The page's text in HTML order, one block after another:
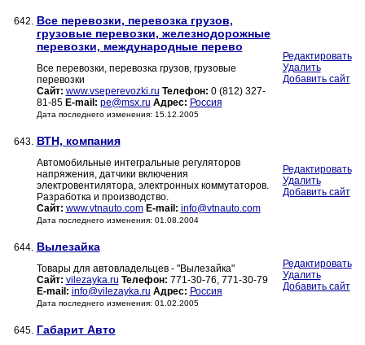
642. Все перевозки, перевозка грузов,
грузовые перевозки, железнодорожные
перевозки, международные перево
Все перевозки, перевозка грузов, грузовые
перевозки
Сайт: www.vseperevozki.ru Телефон: 0 (812) 327-
81-85 E-mail: pe@msx.ru Адрес: Россия
Дата последнего изменения: 15.12.2005
Редактировать
Удалить
Добавить сайт
643. ВТН, компания
Автомобильные интегральные регуляторов
напряжения, датчики включения
электровентилятора, электронных коммутаторов.
Разработка и производство.
Сайт: www.vtnauto.com E-mail: info@vtnauto.com
Дата последнего изменения: 01.08.2004
Редактировать
Удалить
Добавить сайт
644. Вылезайка
Товары для автовладельцев - "Вылезайка"
Сайт: vilezayka.ru Телефон: 771-30-76, 771-30-79
E-mail: info@vilezayka.ru Адрес: Россия
Дата последнего изменения: 01.02.2005
Редактировать
Удалить
Добавить сайт
645. Габарит Авто